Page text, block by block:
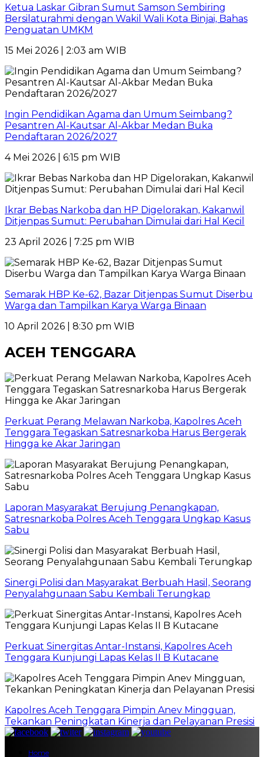
Ketua Laskar Gibran Sumut Samson Sembiring
Bersilaturahmi dengan Wakil Wali Kota Binjai, Bahas
Penguatan UMKM
15 Mei 2026 | 2:03 am WIB
Ingin Pendidikan Agama dan Umum Seimbang?
Pesantren Al-Kautsar Al-Akbar Medan Buka
Pendaftaran 2026/2027
4 Mei 2026 | 6:15 pm WIB
Ikrar Bebas Narkoba dan HP Digelorakan, Kakanwil
Ditjenpas Sumut: Perubahan Dimulai dari Hal Kecil
23 April 2026 | 7:25 pm WIB
Semarak HBP Ke-62, Bazar Ditjenpas Sumut Diserbu
Warga dan Tampilkan Karya Warga Binaan
10 April 2026 | 8:30 pm WIB
ACEH TENGGARA
Perkuat Perang Melawan Narkoba, Kapolres Aceh
Tenggara Tegaskan Satresnarkoba Harus Bergerak
Hingga ke Akar Jaringan
Laporan Masyarakat Berujung Penangkapan,
Satresnarkoba Polres Aceh Tenggara Ungkap Kasus
Sabu
Sinergi Polisi dan Masyarakat Berbuah Hasil, Seorang
Penyalahgunaan Sabu Kembali Terungkap
Perkuat Sinergitas Antar-Instansi, Kapolres Aceh
Tenggara Kunjungi Lapas Kelas II B Kutacane
Kapolres Aceh Tenggara Pimpin Anev Mingguan,
Tekankan Peningkatan Kinerja dan Pelayanan Presisi
Home